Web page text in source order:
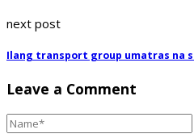
next post
Ilang transport group umatras na
Leave a Comment